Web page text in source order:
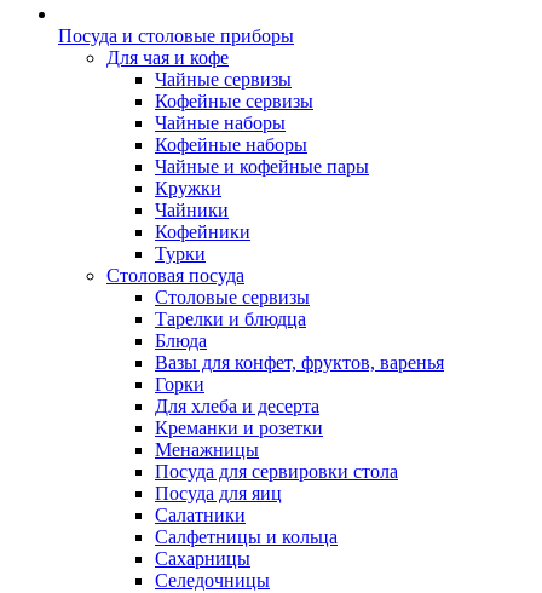
Посуда и столовые приборы
Для чая и кофе
Чайные сервизы
Кофейные сервизы
Чайные наборы
Кофейные наборы
Чайные и кофейные пары
Кружки
Чайники
Кофейники
Турки
Столовая посуда
Столовые сервизы
Тарелки и блюдца
Блюда
Вазы для конфет, фруктов, варенья
Горки
Для хлеба и десерта
Креманки и розетки
Менажницы
Посуда для сервировки стола
Посуда для яиц
Салатники
Салфетницы и кольца
Сахарницы
Селедочницы